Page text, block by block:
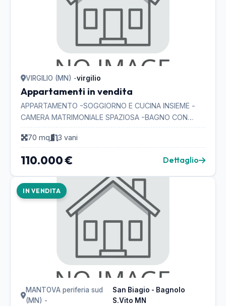
VIRGILIO (MN) -virgilio
Appartamenti in vendita
APPARTAMENTO -SOGGIORNO E CUCINA INSIEME -
CAMERA MATRIMONIALE SPAZIOSA -BAGNO CON
DOCCIA -SCABUZZINO -BALCONE MOLTO GRANDE
COPERTO -GARAGE MOLTO GRAND...
70 mq 3 vani
110.000 € Dettaglio
IN VENDITA
MANTOVA periferia sud
(MN) -
San Biagio - Bagnolo
S.Vito MN